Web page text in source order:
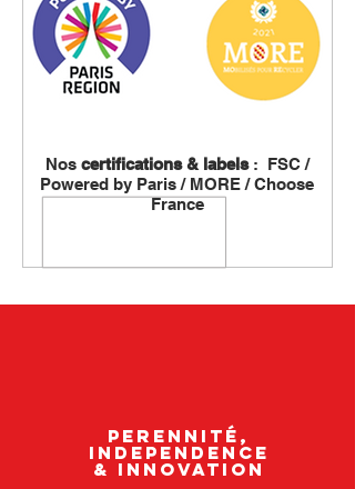
PERENNITé,
independence
& innovation
Nos certifications & labels: FSC /
Powered by Paris / MORE / Choose
France